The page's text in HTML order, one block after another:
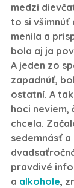
medzi
to si všimnúť
menila a
bola aj ja
A jeden zo
zapadnúť,
ostatní. A
hoci neviem,
chcela.
sedemnásť a
pravdivé
a alkohole,